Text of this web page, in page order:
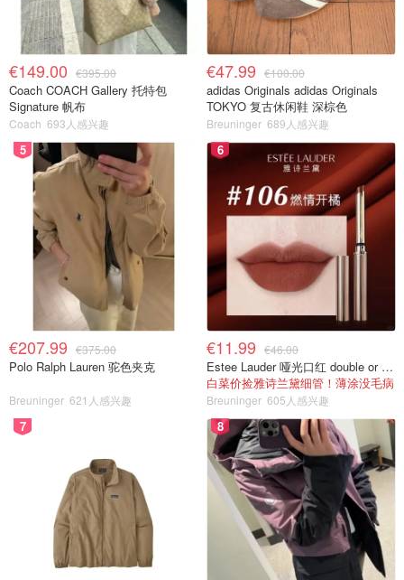
€149.00 €395.00
Coach COACH Gallery 托特包
Signature 帆布
Coach 693人感兴趣
€47.99 €100.00
adidas Originals adidas Originals
TOKYO 复古休闲鞋 深棕色
Breuninger 689人感兴趣
5
€207.99 €375.00
Polo Ralph Lauren 驼色夹克
Breuninger 621人感兴趣
6
€11.99 €46.00
Estee Lauder 哑光口红 double or nothing色号
白菜价捡雅诗兰黛细管！薄涂没毛病
Breuninger 605人感兴趣
7 8